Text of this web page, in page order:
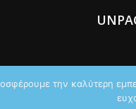
την καλύτερη